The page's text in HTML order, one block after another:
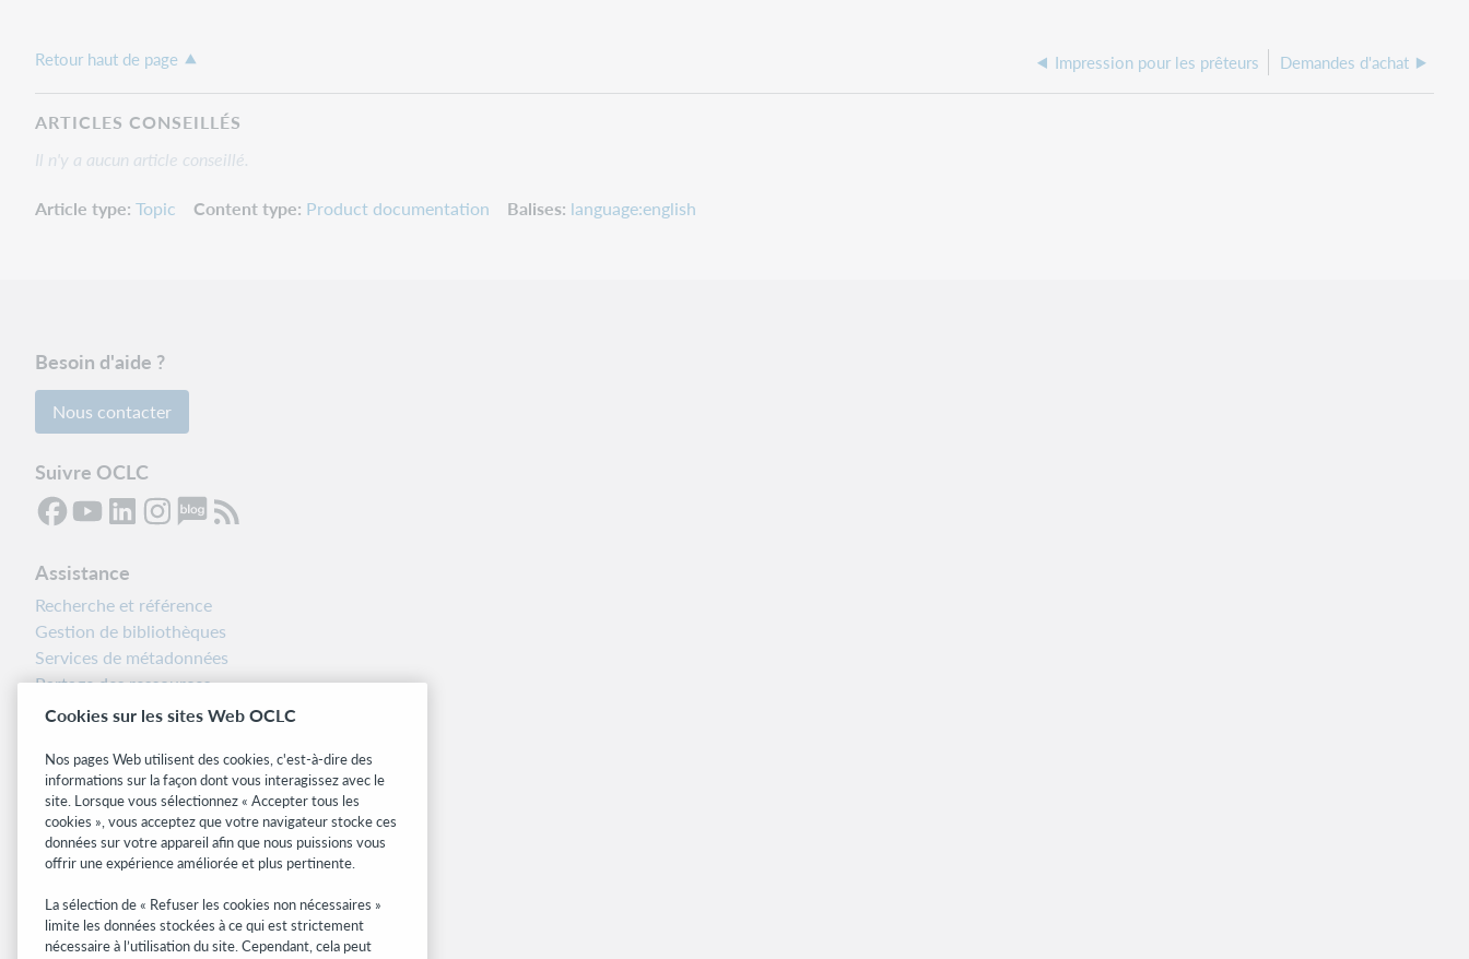
Retour haut de page Impression pour les prêteurs Demandes d'achat
ARTICLES CONSEILLÉS
Il n'y a aucun article conseillé.
Article type Topic Content type Product documentation Balises language:english
Besoin d'aide ?
Nous contacter
Suivre OCLC
Assistance
Recherche et référence
Gestion de bibliothèques
Services de métadonnées
Partage des ressources
Boîte à outils des bibliothécaires
Alertes systèmes
Sites associés
OCLC.org
Formats bibliographiques
Community Center
Research
WebJunction
Cookies sur les sites Web OCLC
Nos pages Web utilisent des cookies, c'est-à-dire des
informations sur la façon dont vous interagissez avec le
site. Lorsque vous sélectionnez « Accepter tous les
cookies », vous acceptez que votre navigateur stocke ces
données sur votre appareil afin que nous puissions vous
offrir une expérience améliorée et plus pertinente.
La sélection de « Refuser les cookies non nécessaires »
limite les données stockées à ce qui est strictement
nécessaire à l’utilisation du site. Cependant, cela peut